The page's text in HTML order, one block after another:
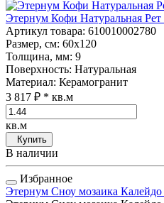
Этернум Кофи Натуральная Рет
Артикул товара: 610010002780
Размер, см: 60x120
Толщина, мм: 9
Поверхность: Натуральная
Материал: Керамогранит
3 817 ₽ * кв.м
кв.м
Купить
В наличии
Избранное
Этернум Сноу мозаика Калейдо